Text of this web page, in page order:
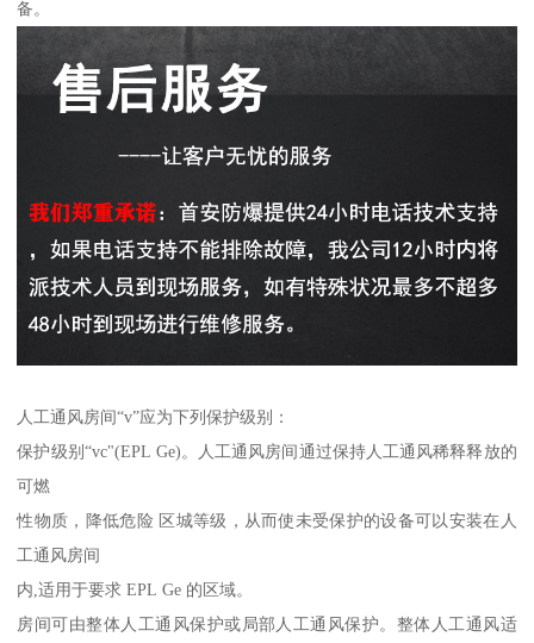
备。
人工通风房间“v”应为下列保护级别：
保护级别“vc"(EPL Ge)。人工通风房间通过保持人工通风稀释释放的
可燃
性物质，降低危险 区城等级，从而使未受保护的设备可以安装在人
工通风房间
内,适用于要求 EPL Ge 的区域。
房间可由整体人工通风保护或局部人工通风保护。整体人工通风适